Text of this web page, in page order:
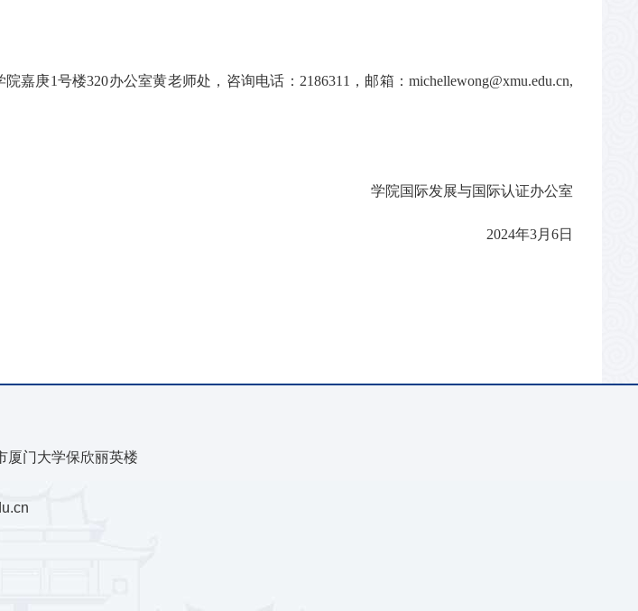
嘉庚1号楼320办公室黄老师处，咨询电话：2186311，邮箱：michellewong@xmu.edu.cn,
学院国际发展与国际认证办公室
2024年3月6日
厦门大学保欣丽英楼